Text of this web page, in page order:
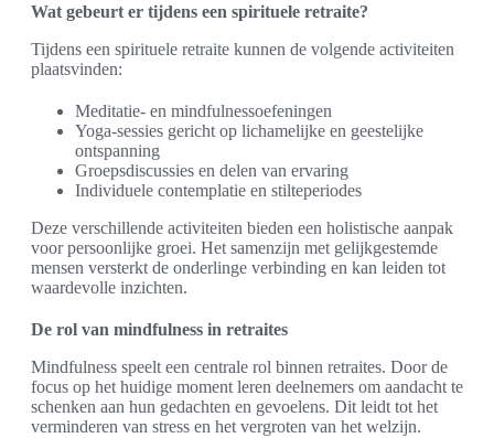
Wat gebeurt er tijdens een spirituele retraite?
Tijdens een spirituele retraite kunnen de volgende activiteiten
plaatsvinden:
Meditatie- en mindfulnessoefeningen
Yoga-sessies gericht op lichamelijke en geestelijke
ontspanning
Groepsdiscussies en delen van ervaring
Individuele contemplatie en stilteperiodes
Deze verschillende activiteiten bieden een holistische aanpak
voor persoonlijke groei. Het samenzijn met gelijkgestemde
mensen versterkt de onderlinge verbinding en kan leiden tot
waardevolle inzichten.
De rol van mindfulness in retraites
Mindfulness speelt een centrale rol binnen retraites. Door de
focus op het huidige moment leren deelnemers om aandacht te
schenken aan hun gedachten en gevoelens. Dit leidt tot het
verminderen van stress en het vergroten van het welzijn.